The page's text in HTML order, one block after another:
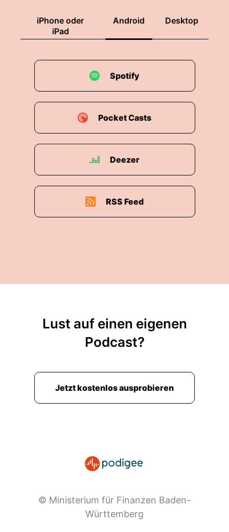
iPhone oder
iPad
Android Desktop
Spotify
Pocket Casts
Deezer
RSS Feed
Lust auf einen eigenen
Podcast?
Jetzt kostenlos ausprobieren
© Ministerium für Finanzen Baden-
Württemberg